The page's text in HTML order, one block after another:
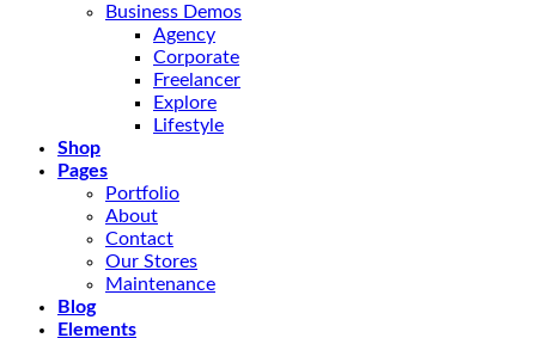
Business Demos
Agency
Corporate
Freelancer
Explore
Lifestyle
Shop
Pages
Portfolio
About
Contact
Our Stores
Maintenance
Blog
Elements